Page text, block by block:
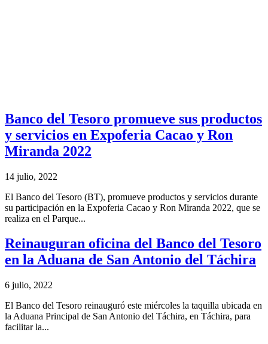
Banco del Tesoro promueve sus productos
y servicios en Expoferia Cacao y Ron
Miranda 2022
14 julio, 2022
El Banco del Tesoro (BT), promueve productos y servicios durante
su participación en la Expoferia Cacao y Ron Miranda 2022, que se
realiza en el Parque...
Reinauguran oficina del Banco del Tesoro
en la Aduana de San Antonio del Táchira
6 julio, 2022
El Banco del Tesoro reinauguró este miércoles la taquilla ubicada en
la Aduana Principal de San Antonio del Táchira, en Táchira, para
facilitar la...